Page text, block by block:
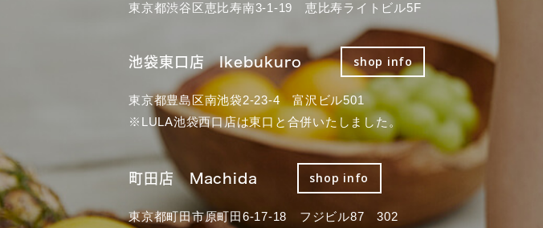
東京都渋谷区恵比寿南3-1-19 恵比寿ライトビル5F
池袋東口店 Ikebukuro shop info
東京都豊島区南池袋2-23-4 富沢ビル501
※LULA池袋西口店は東口と合併いたしました。
町田店 Machida shop info
東京都町田市原町田6-17-18 フジビル87 302